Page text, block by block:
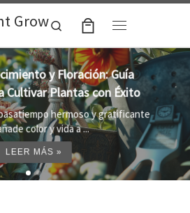
Grow
Search
para indoor: la clave para un
óptimo de tus plantas
en el interior, es importante
el entorno adecuado ...
LEER MÁS »